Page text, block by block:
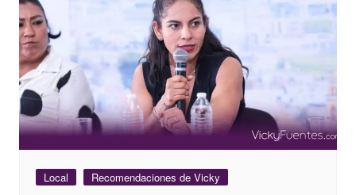
Local Recomendaciones de Vicky